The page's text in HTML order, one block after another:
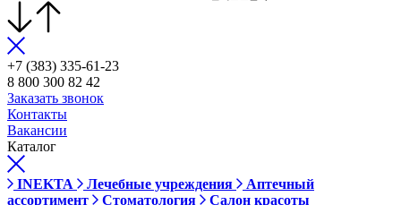
+7 (383) 335-61-23
8 800 300 82 42
Заказать звонок
Контакты
Вакансии
Каталог
INEKTA Лечебные учреждения
Аптечный
ассортимент
Стоматология Салон красоты